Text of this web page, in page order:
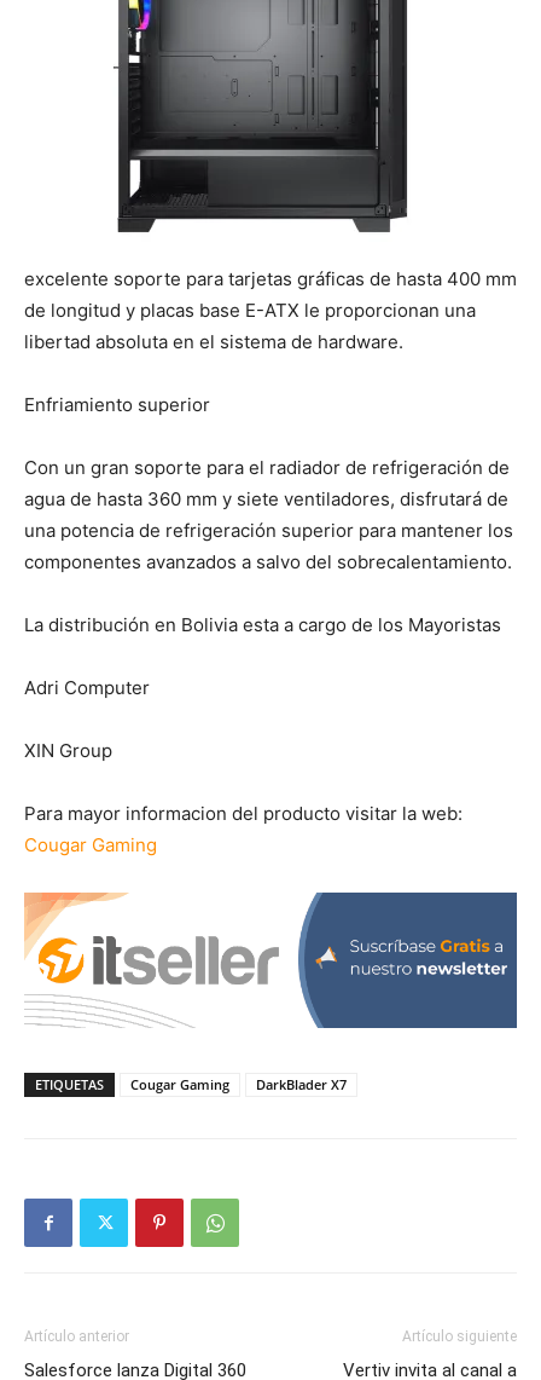
excelente soporte para tarjetas gráficas de hasta 400 mm
de longitud y placas base E-ATX le proporcionan una
libertad absoluta en el sistema de hardware.
Enfriamiento superior
Con un gran soporte para el radiador de refrigeración de
agua de hasta 360 mm y siete ventiladores, disfrutará de
una potencia de refrigeración superior para mantener los
componentes avanzados a salvo del sobrecalentamiento.
La distribución en Bolivia esta a cargo de los Mayoristas
Adri Computer
XIN Group
Para mayor informacion del producto visitar la web:
Cougar Gaming
ETIQUETAS Cougar Gaming DarkBlader X7
Artículo anterior
Salesforce lanza Digital 360
Artículo siguiente
Vertiv invita al canal a